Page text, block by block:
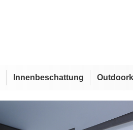
Innenbeschattung